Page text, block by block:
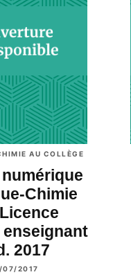
AU COLLÈGE
Chimie
2017
07/2017